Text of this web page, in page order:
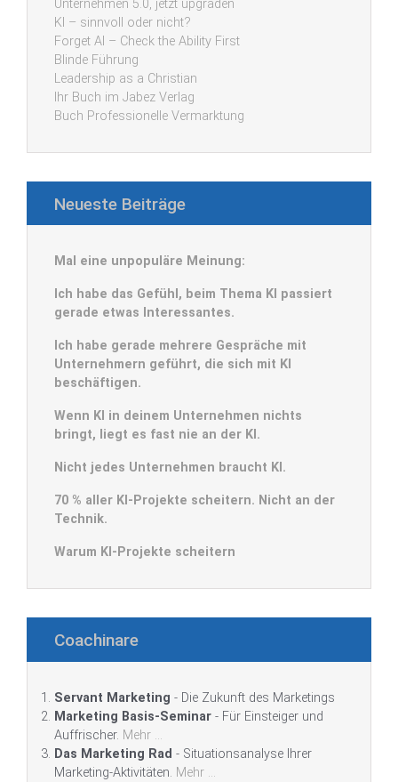
Unternehmen 5.0, jetzt upgraden
KI – sinnvoll oder nicht?
Forget AI – Check the Ability First
Blinde Führung
Leadership as a Christian
Ihr Buch im Jabez Verlag
Buch Professionelle Vermarktung
Neueste Beiträge
Mal eine unpopuläre Meinung:
Ich habe das Gefühl, beim Thema KI passiert
gerade etwas Interessantes.
Ich habe gerade mehrere Gespräche mit
Unternehmern geführt, die sich mit KI
beschäftigen.
Wenn KI in deinem Unternehmen nichts
bringt, liegt es fast nie an der KI.
Nicht jedes Unternehmen braucht KI.
70 % aller KI-Projekte scheitern. Nicht an der
Technik.
Warum KI-Projekte scheitern
Coachinare
Servant Marketing - Die Zukunft des Marketings
Marketing Basis-Seminar - Für Einsteiger und
Auffrischer. Mehr ...
Das Marketing Rad - Situationsanalyse Ihrer
Marketing-Aktivitäten. Mehr ...